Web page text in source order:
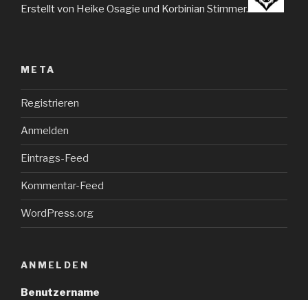
Erstellt von Heike Osagie und Korbinian Stimmer.
META
Registrieren
Anmelden
Eintrags-Feed
Kommentar-Feed
WordPress.org
ANMELDEN
Benutzername